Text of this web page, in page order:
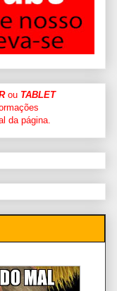
ou TABLET
da página.